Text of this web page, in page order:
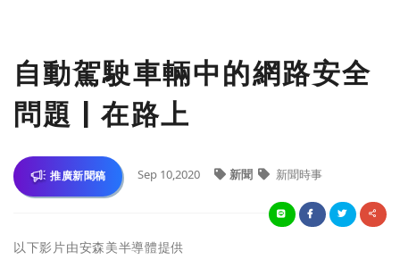
自動駕駛車輛中的網路安全
問題 | 在路上
推廣新聞稿 Sep 10,2020 新聞 新聞時事
以下影片由安森美半導體提供